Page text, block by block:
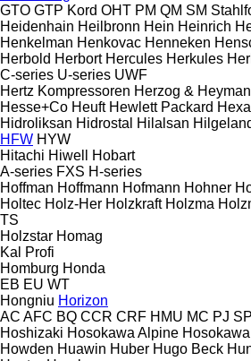
GTO GTP Kord OHT PM QM SM
Heidenhain Heilbronn Hein Heinrich
Henkelman Henkovac Henneken
Herbold Herbort Hercules Herkules
C-series U-series UWF
Hertz Kompressoren Herzog &
Hesse+Co Heuft Hewlett Packard
Hidroliksan Hidrostal Hilalsan
HFW HYW
Hitachi Hiwell
Hobart
A-series FXS H-series
Hoffman Hoffmann Hofmann Hohner
Holtec Holz-Her Holzkraft Holzma
TS
Holzstar Homag
Kal
Profi
Homburg Honda
EB EU WT
Hongniu Horizon
AC AFC BQ CCR CRF HMU MC PJ
Hoshizaki Hosokawa Alpine
Howden Huawin Huber Hugo Beck